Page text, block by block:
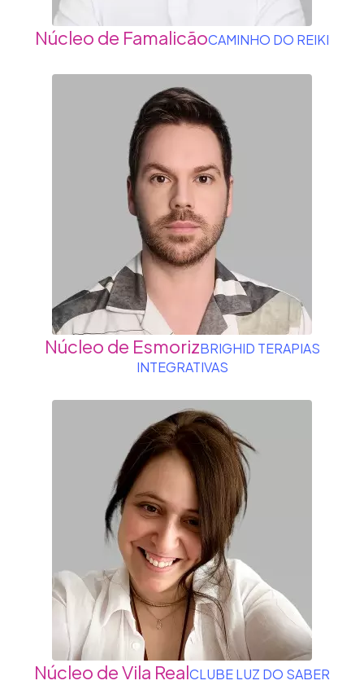
Núcleo de FamalicãoCAMINHO DO REIKI
Núcleo de EsmorizBRIGHID TERAPIAS
INTEGRATIVAS
Núcleo de Vila RealCLUBE LUZ DO SABER